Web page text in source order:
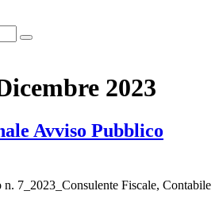
2023
Avviso Pubblico
7_2023_Consulente Fiscale, Contabile